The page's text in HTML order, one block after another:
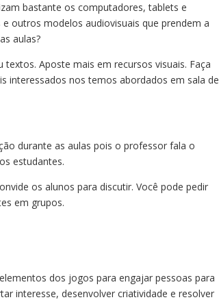
bastante os computadores, tablets e
outros modelos audiovisuais que prendem a
aulas?
Aposte mais em recursos visuais. Faça
interessados nos temos abordados em sala de
durante as aulas pois o professor fala o
estudantes.
os alunos para discutir. Você pode pedir
em grupos.
dos jogos para engajar pessoas para
interesse, desenvolver criatividade e resolver